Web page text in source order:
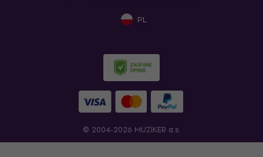
PL
© 2004-2026 MUZIKER a.s.